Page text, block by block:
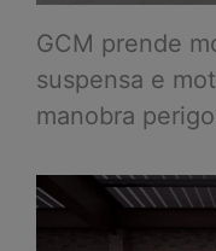
GCM prende
suspensa e
manobra